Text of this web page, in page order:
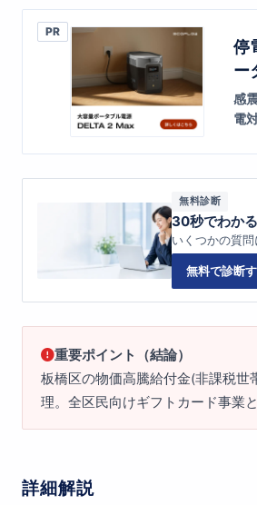
PR
停
ー
感
電
無料診断
30秒でわか
いくつかの質
無料で診断
重要ポイント（結論）
板橋区の物価高騰給付金(非課税
理。全区民向けギフトカード事業
詳細解説